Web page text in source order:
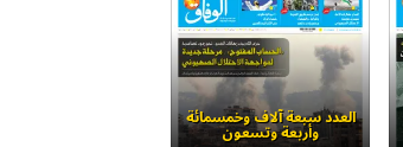
العدد سبعة آلاف وخمسمائة
وأربعة وتسعون